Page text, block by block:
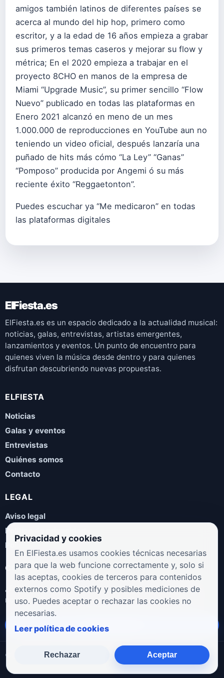
amigos también latinos de diferentes países se
acerca al mundo del hip hop, primero como
escritor, y a la edad de 16 años empieza a grabar
sus primeros temas caseros y mejorar su flow y
métrica; En el 2020 empieza a trabajar en el
proyecto 8CHO en manos de la empresa de
Miami “Upgrade Music”, su primer sencillo “Flow
Nuevo” publicado en todas las plataformas en
Enero 2021 alcanzó en meno de un mes
1.000.000 de reproducciones en YouTube aun no
teniendo un video oficial, después lanzaría una
puñado de hits más cómo “La Ley” “Ganas”
“Pomposo” producida por Angemi ó su más
reciente éxito “Reggaetonton”.
Puedes escuchar ya “Me medicaron” en todas
las plataformas digitales
ElFiesta.es
ElFiesta.es es un espacio dedicado a la actualidad musical:
noticias, galas, entrevistas, artistas emergentes,
lanzamientos y eventos. Un punto de encuentro para
quienes viven la música desde dentro y para quienes
disfrutan descubriendo nuevas propuestas.
ELFIESTA
Noticias
Galas y eventos
Entrevistas
Quiénes somos
Contacto
LEGAL
Aviso legal
Política de privacidad
Política de cookies
COLABORA
¿Eres artista, manager, sello o promotor? Envíanos tus
novedades, galas, entrevistas o propuestas musicales.
Enviar propuesta
© 2026 ElFiesta.es Noticias · Galas · Entrevistas · Música
Privacidad y cookies
En ElFiesta.es usamos cookies técnicas necesarias
para que la web funcione correctamente y, solo si
las aceptas, cookies de terceros para contenidos
externos como Spotify y posibles mediciones de
uso. Puedes aceptar o rechazar las cookies no
necesarias.
Leer política de cookies
Rechazar Aceptar